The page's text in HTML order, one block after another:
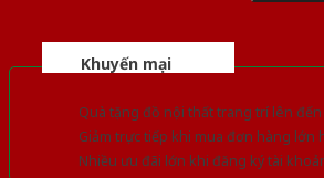
Khuyến mại
Quà tặng đồ nội thất trang trí lên đến
Giảm trực tiếp khi mua đơn hàng lớn
Nhiều ưu đãi lớn khi đăng ký tài